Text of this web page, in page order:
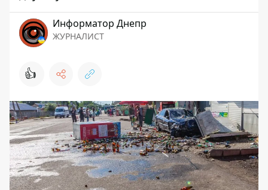
Информатор Днепр
ЖУРНАЛИСТ
👍